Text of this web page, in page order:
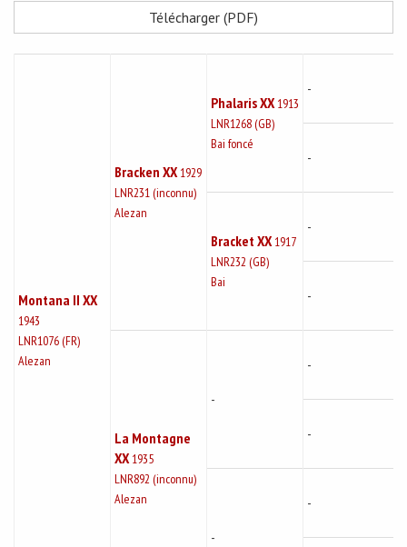
Télécharger (PDF)
Montana II XX
1943
LNR1076 (FR)
Alezan
Bracken XX 1929
LNR231 (inconnu)
Alezan
Phalaris XX 1913
LNR1268 (GB)
Bai foncé
-
-
Bracket XX 1917
LNR232 (GB)
Bai
-
-
La Montagne
XX 1935
LNR892 (inconnu)
Alezan
-
-
-
-
-